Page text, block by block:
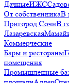
ДачныеИЖС
От собственникаВ
Пригород СочиВ
Лазаревская
Коммерческие
Бары и рестораны
помещения
Промышленные